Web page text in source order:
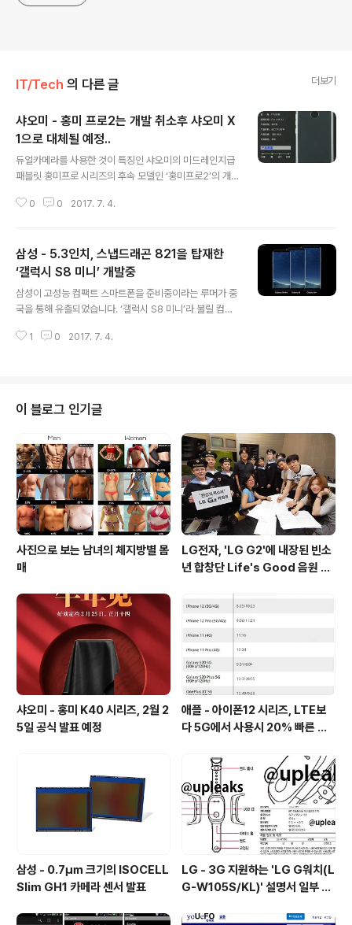
IT/Tech 의 다른 글 더보기
샤오미 - 홍미 프로2는 개발 취소후 샤오미 X
1으로 대체될 예정..
듀얼카메라를 사용한 것이 특징인 샤오미의 미드레인지급
패블릿 홍미프로 시리즈의 후속 모델인 ‘홍미프로2’의 개
레인지급 라인인 홍미프로2가 기존에 출시된 홍미노트4 /
다. 샤오미 X1은 베젤리스 형태와 플랫 형태 두가지로 출시
될 예정이며, 베젤리스 모델의 경우 5.5인치 2160 * 108
0 디스플레이와 스냅드래곤 660 옥타코어 프로세서, 소니
IMX362 또는 IMX386 센서를 사용한 듀얼 카메라를 사
지원, 플랫모델 기준 4GB RAM / 64GB ROM 모델이 1
0 0 2017. 7. 4.
삼성 - 5.3인치, 스냅드래곤 821을 탑재한
‘갤럭시 S8 미니’ 개발중
삼성이 고성능 컴팩트 스마트폰을 준비중이라는 루머가 중
국을 통해 유출되었습니다. ‘갤럭시 S8 미니’라 불릴 컴팩
5.3인치 인피니트 디스플레이를 사용하며, 18.5:9 비율을
21 쿼드코어 프로세서, 4GB RAM, 32GB ROM, 1200
만 화소 듀얼픽셀 카메라, 홍채인식, 삼성페이 기능등 스펙
면에서도 뛰어난 것이 특징이며, 국내에 출시된 이후 글로
벌 시장으로 출시를 확대할 것으로 예상되고 있습니다. *
다만, 베젤은 갤럭시 S8 보다 얇지는 않을 것으로 추정되
며, 작..
1 0 2017. 7. 4.
이 블로그 인기글
사진으로 보는 남녀의 체지방별 몸
매
LG전자, 'LG G2'에 내장된 빈소
년 합창단 Life's Good 음원 공
샤오미 - 홍미 K40 시리즈, 2월 2
5일 공식 발표 예정
애플 - 아이폰12 시리즈, LTE보
다 5G에서 사용시 20% 빠른 배
삼성 - 0.7㎛ 크기의 ISOCELL
Slim GH1 카메라 센서 발표
LG - 3G 지원하는 'LG G워치(L
G-W105S/KL)' 설명서 일부 유